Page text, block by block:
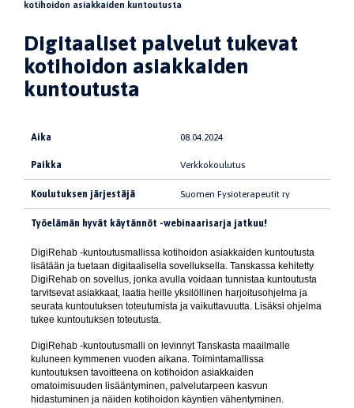
kotihoidon asiakkaiden kuntoutusta
Digitaaliset palvelut tukevat
kotihoidon asiakkaiden
kuntoutusta
Aika 08.04.2024
Paikka Verkkokoulutus
Koulutuksen järjestäjä Suomen Fysioterapeutit ry
Työelämän hyvät käytännöt -webinaarisarja jatkuu!
DigiRehab -kuntoutusmallissa kotihoidon asiakkaiden kuntoutusta
lisätään ja tuetaan digitaalisella sovelluksella. Tanskassa kehitetty
DigiRehab on sovellus, jonka avulla voidaan tunnistaa kuntoutusta
tarvitsevat asiakkaat, laatia heille yksilöllinen harjoitusohjelma ja
seurata kuntoutuksen toteutumista ja vaikuttavuutta. Lisäksi ohjelma
tukee kuntoutuksen toteutusta.
DigiRehab -kuntoutusmalli on levinnyt Tanskasta maailmalle
kuluneen kymmenen vuoden aikana. Toimintamallissa
kuntoutuksen tavoitteena on kotihoidon asiakkaiden
omatoimisuuden lisääntyminen, palvelutarpeen kasvun
hidastuminen ja näiden kotihoidon käyntien vähentyminen.